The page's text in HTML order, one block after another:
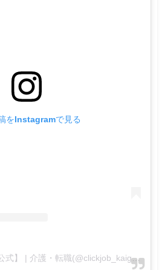
をInstagramで見る
クリックジョブ介護【公式】 | 介護・転職(@clickjob_kaigo_official)がシェアした投稿